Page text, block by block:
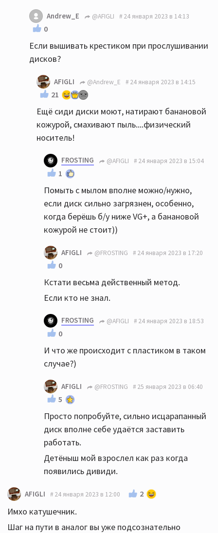
Andrew_E @AFIGLI 24 января 2023 в 14:13
0
Если вышивать крестиком при прослушивании
дисков?
AFIGLI @Andrew_E 24 января 2023 в 14:15
21
Ещё сиди диски моют, натирают банановой
кожурой, смахивают пыль....физический
носитель!
FROSTING @AFIGLI 24 января 2023 в 15:04
1
Помыть с мылом вполне можно/нужно,
если диск сильно загрязнен, особенно,
когда берёшь б/у ниже VG+, а банановой
кожурой не стоит))
AFIGLI @FROSTING 24 января 2023 в 17:20
0
Кстати весьма действенный метод.
Если кто не знал.
FROSTING @AFIGLI 24 января 2023 в 18:53
0
И что же происходит с пластиком в таком
случае?)
AFIGLI @FROSTING 25 января 2023 в 06:40
5
Просто попробуйте, сильно исцарапанный
диск вполне себе удаётся заставить
работать.
Детёныш мой взрослел как раз когда
появились дивиди.
AFIGLI 24 января 2023 в 12:00 2
Имхо катушечник.
Шаг на пути в аналог вы уже подсознательно